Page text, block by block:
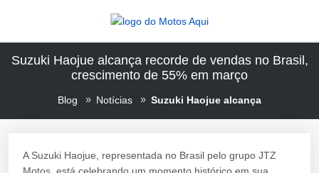
Suzuki Haojue alcança recorde de vendas no Brasil,
crescimento de 55% em março
Blog Notícias Suzuki Haojue alcança
A Suzuki Haojue, representada no Brasil pelo grupo JTZ